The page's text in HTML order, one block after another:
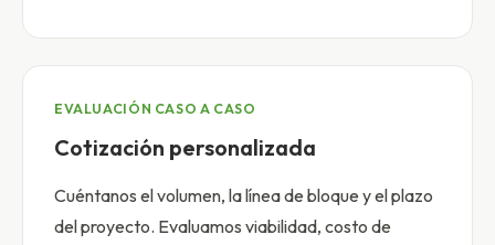
EVALUACIÓN CASO A CASO
Cotización personalizada
Cuéntanos el volumen, la línea de bloque y el plazo
del proyecto. Evaluamos viabilidad, costo de